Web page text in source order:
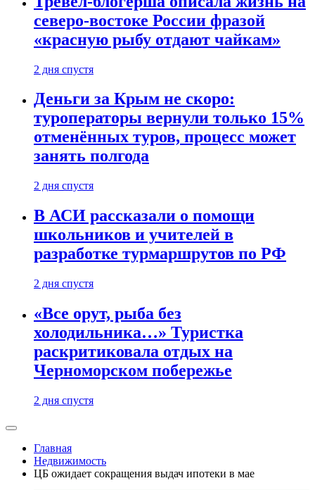
северо-востоке России фразой
«красную рыбу отдают чайкам»
2 дня спустя
Деньги за Крым не скоро:
туроператоры вернули только 15%
отменённых туров, процесс может
занять полгода
2 дня спустя
В АСИ рассказали о помощи
школьников и учителей в
разработке турмаршрутов по РФ
2 дня спустя
«Все орут, рыба без
холодильника…» Туристка
раскритиковала отдых на
Черноморском побережье
2 дня спустя
Главная
Недвижимость
ЦБ ожидает сокращения выдач ипотеки в мае